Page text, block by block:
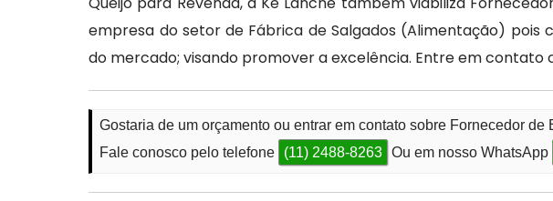
empresa do setor de Fábrica de Salgados (Alimentação)
do mercado; visando promover a excelência. Entre em
Gostaria de um orçamento ou entrar em contato sobre Fornecedor
Fale conosco pelo telefone
(11) 2488-8263 Ou em nosso WhatsApp